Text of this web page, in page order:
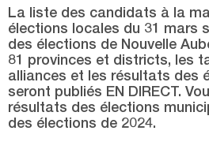
KÜRE
CENTRE
PINARBAŞI
ŞENPAZAR
SEYDİLER
La liste des candidats à la
élections locales du 31 mars
des élections de Nouvelle
81 provinces et districts, les
alliances et les résultats des
seront publiés EN DIRECT.
résultats des élections
des élections de 2024.